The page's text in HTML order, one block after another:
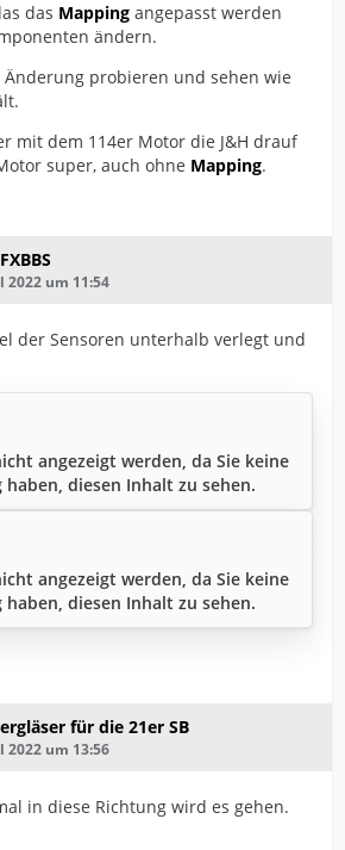
das Mapping angepasst werden
ändern.
probieren und sehen wie
mit dem 114er Motor die J&H drauf
super, auch ohne Mapping.
2022 um 11:54
der Sensoren unterhalb verlegt und
angezeigt werden, da Sie keine
haben, diesen Inhalt zu sehen.
angezeigt werden, da Sie keine
haben, diesen Inhalt zu sehen.
für die 21er SB
2022 um 13:56
in diese Richtung wird es gehen.